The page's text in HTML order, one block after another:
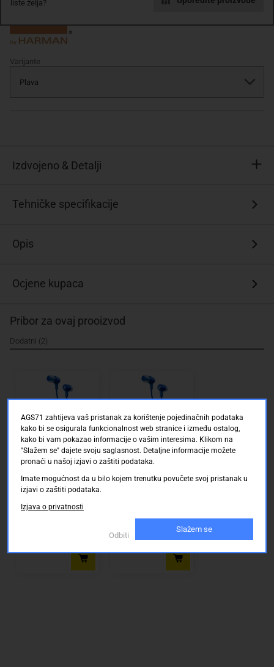
liste želja?
Varijante
Izdvojeno & Detalji
JBL
Univerzalni
s
s
mikrofonom
kabel
prekriven
bez
zapetljanja
Tehničke specifikacije
Opis
Ocjene kupaca
Pribor za ovaj prooizvod
Dodatni (2)
In Ear slušalice JBL
Harman E15 U ušima
Slušalice s
mikrofonom Plava
boja
Conrad Electronic SE
Uskoro dostupno
In Ear slušalice JBL
Harman E15 U ušima
Slušalice s
mikrofonom Plava
boja
Conrad Electronic SE
Uskoro dostupno
0.00 KM
AGS71 zahtijeva vaš pristanak za korištenje pojedinačnih podataka
kako bi se osigurala funkcionalnost web stranice i između ostalog,
kako bi vam pokazao informacije o vašim interesima. Klikom na
"Slažem se" dajete svoju saglasnost. Detaljne informacije možete
pronaći u našoj izjavi o zaštiti podataka.
Imate mogućnost da u bilo kojem trenutku povučete svoj pristanak u
izjavi o zaštiti podataka.
Izjava o privatnosti
Odbiti
Slažem se